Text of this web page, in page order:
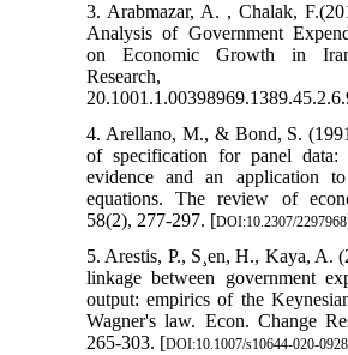
3. Arabmazar, A. , Chalak,
Analysis of Government
on Economic Growth in
Research,
4. Arellano, M., & Bond, S.
of specification for panel data:
evidence and an application
equations. The review of
58(2), 277-297. [DOI:10.2307/2297968
5. Arestis, P., S¸en, H., Kaya, A.
linkage between government
output: empirics of the
Wagner's law. Econ. Change
265-303. [DOI:10.1007/s10644-020-